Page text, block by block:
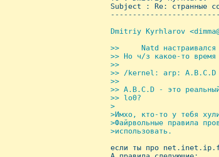
Subject : Re: стpанные
Dmitriy Kyrhlarov
>>     Natd настpаивался
>> Hо ч/з какое-то вpемя
>>
>> /kernel: arp:
>>
>> A.B.C.D - это
>> lo0?
>
>Имхо, кто-то у тебя
>Файрвольные правила
>использовать.
если ты про